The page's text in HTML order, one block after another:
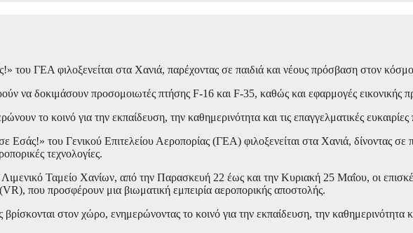
ΓΕΑ φιλοξενείται στα Χανιά, παρέχοντας σε παιδιά και νέους πρόσβαση στον κόσμο
να δοκιμάσουν προσομοιωτές πτήσης F-16 και F-35, καθώς και εφαρμογές εικονικής
το κοινό για την εκπαίδευση, την καθημερινότητα και τις επαγγελματικές
του Γενικού Επιτελείου Αεροπορίας (ΓΕΑ) φιλοξενείται στα Χανιά, δίνοντας σε
τεχνολογίες.
Ταμείο Χανίων, από την Παρασκευή 22 έως και την Κυριακή 25 Μαΐου, οι
που προσφέρουν μια βιωματική εμπειρία αεροπορικής αποστολής.
στον χώρο, ενημερώνοντας το κοινό για την εκπαίδευση, την καθημερινότητα